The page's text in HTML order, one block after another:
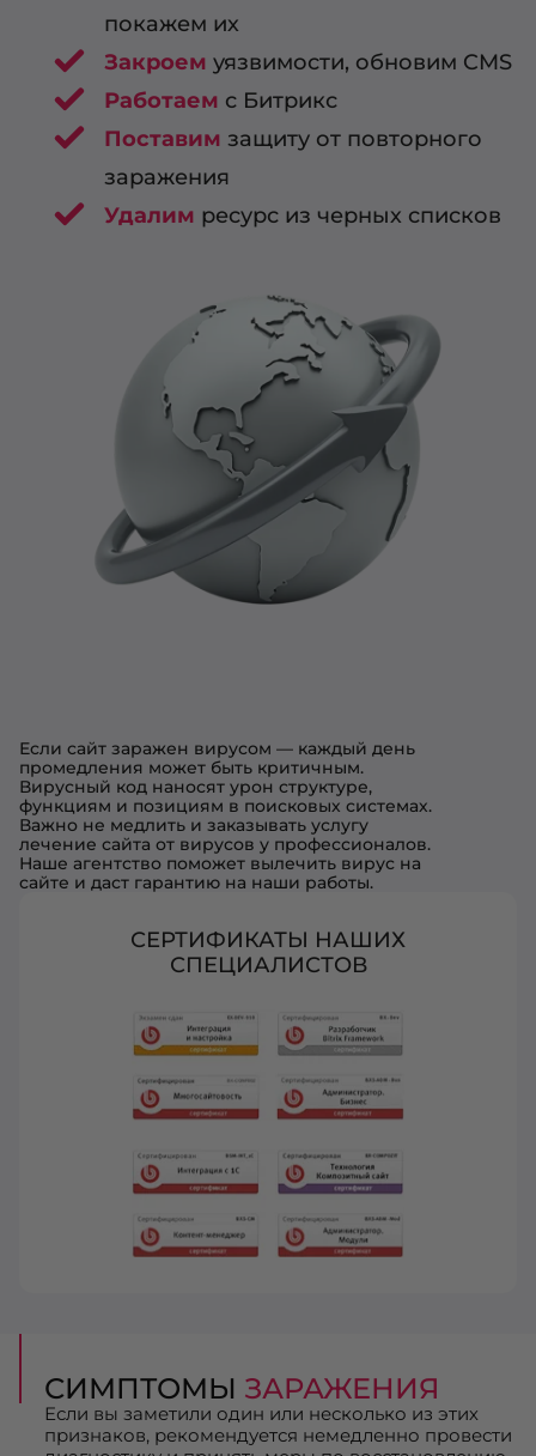
покажем их
Закроем уязвимости, обновим CMS
Работаем с Битрикс
Поставим защиту от повторного
заражения
Удалим ресурс из черных списков
Если сайт заражен вирусом — каждый день
промедления может быть критичным.
Вирусный код наносят урон структуре,
функциям и позициям в поисковых системах.
Важно не медлить и заказывать услугу
лечение сайта от вирусов у профессионалов.
Наше агентство поможет вылечить вирус на
сайте и даст гарантию на наши работы.
СЕРТИФИКАТЫ НАШИХ
СПЕЦИАЛИСТОВ
СИМПТОМЫ ЗАРАЖЕНИЯ
Если вы заметили один или несколько из этих
признаков, рекомендуется немедленно провести